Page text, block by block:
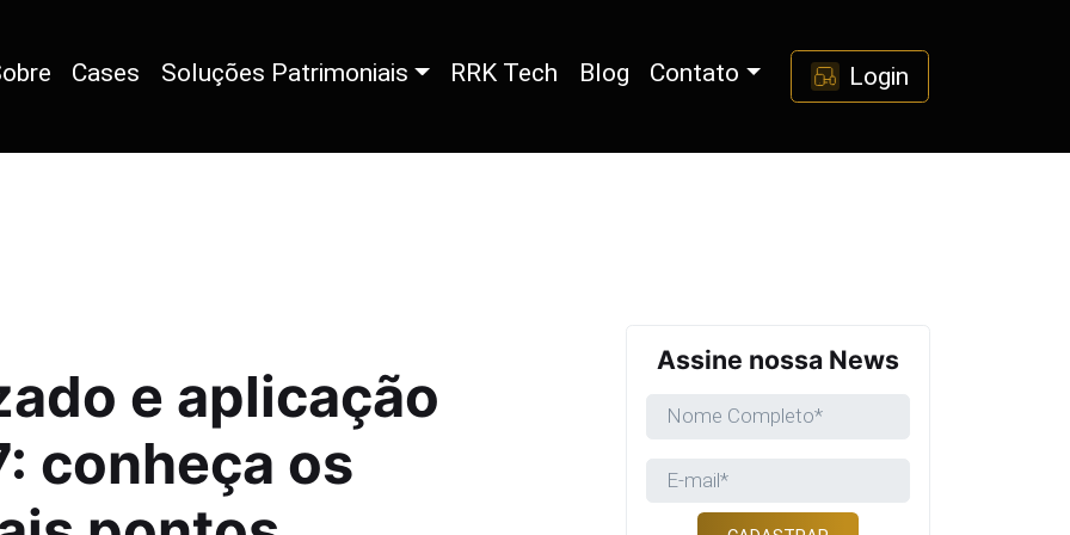
Cases Soluções Patrimoniais RRK Tech Blog Contato Login
e aplicação
conheça os
Assine nossa News